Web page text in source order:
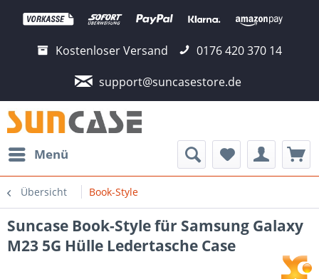
Kostenloser Versand
0176 420 370 14
support@suncasestore.de
Menü
Übersicht Book-Style
Suncase Book-Style für Samsung Galaxy
M23 5G Hülle Ledertasche Case